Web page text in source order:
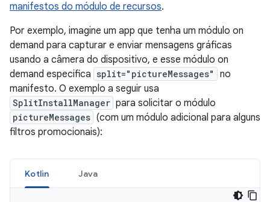
manifestos do módulo de recursos.
Por exemplo, imagine um app que tenha um módulo on
demand para capturar e enviar mensagens gráficas
usando a câmera do dispositivo, e esse módulo on
demand especifica split="pictureMessages"
no
manifesto. O exemplo a seguir usa
SplitInstallManager para solicitar o módulo
pictureMessages (com um módulo adicional para alguns
filtros promocionais):
Kotlin Java